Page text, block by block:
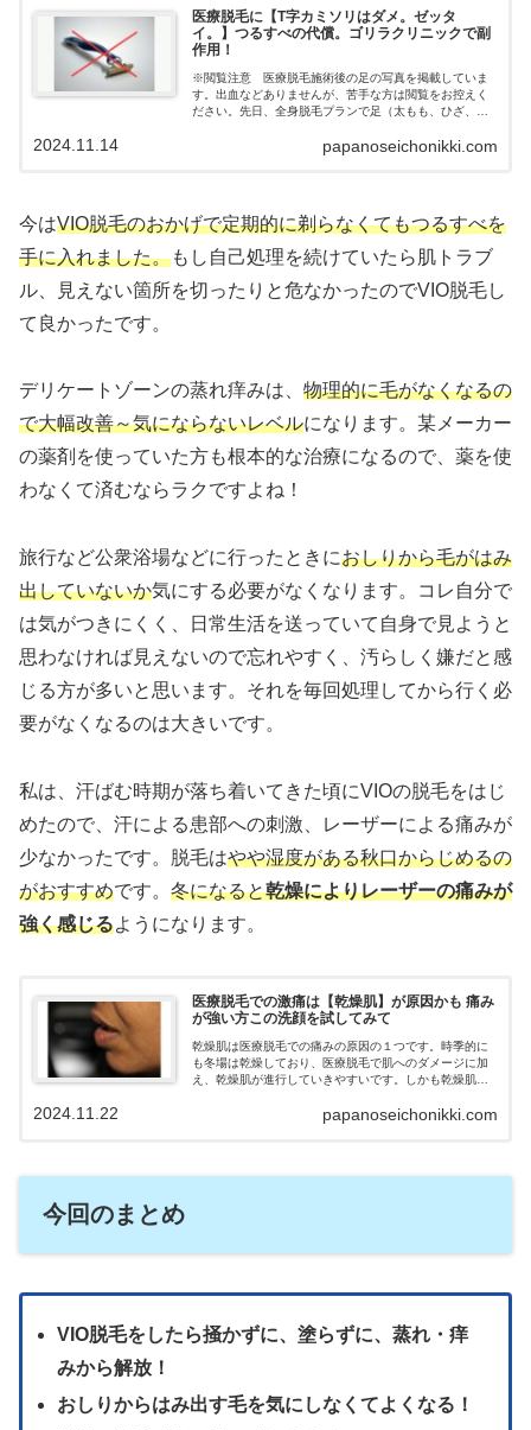
医療脱毛に【T字カミソリはダメ。ゼッタ
イ。】つるすべの代償。ゴリラクリニックで副
作用！
※閲覧注意 医療脱毛施術後の足の写真を掲載していま
す。出血などありませんが、苦手な方は閲覧をお控えく
ださい。先日、全身脱毛プランで足（太もも、ひざ、す
ました。脱毛前日に毛剃りをT字カミソリで行ってしまっ
papanoseichonikki.com
2024.11.14
今はVIO脱毛のおかげで定期的に剃らなくてもつるすべを
手に入れました。もし自己処理を続けていたら肌トラブ
ル、見えない箇所を切ったりと危なかったのでVIO脱毛し
て良かったです。
デリケートゾーンの蒸れ痒みは、 物理的に毛がなくなるの
で大幅改善～気にならないレベルになります。某メーカー
の薬剤を使っていた方も根本的な治療になるので、薬を使
わなくて済むならラクですよね！
旅行など公衆浴場などに行ったときにおしりから毛がはみ
出していないか気にする必要がなくなります。コレ自分で
は気がつきにくく、日常生活を送っていて自身で見ようと
思わなければ見えないので忘れやすく、汚らしく嫌だと感
じる方が多いと思います。それを毎回処理してから行く必
要がなくなるのは大きいです。
私は、汗ばむ時期が落ち着いてきた頃にVIOの脱毛をはじ
めたので、汗による患部への刺激、レーザーによる痛みが
少なかったです。脱毛はやや湿度がある秋口からじめるの
がおすすめです。 冬になると乾燥によりレーザーの痛みが
強く感じるようになります。
医療脱毛での激痛は【乾燥肌】が原因かも 痛み
が強い方この洗顔を試してみて
乾燥肌は医療脱毛での痛みの原因の１つです。時季的に
も冬場は乾燥しており、医療脱毛で肌へのダメージに加
え、乾燥肌が進行していきやすいです。しかも乾燥肌は
脱毛ができない（スキップ）場合もあるので注意が必要
んですが、正しい洗顔が乾燥させない肌を作るのに重要
papanoseichonikki.com
2024.11.22
今回のまとめ
VIO脱毛をしたら掻かずに、塗らずに、蒸れ・痒
みから解放！
おしりからはみ出す毛を気にしなくてよくなる！